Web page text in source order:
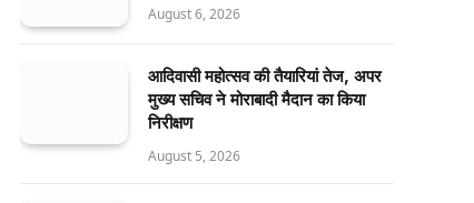
August 6, 2026
आदिवासी महोत्सव की तैयारियां तेज, अपर
मुख्य सचिव ने मोराबादी मैदान का किया
निरीक्षण
August 5, 2026